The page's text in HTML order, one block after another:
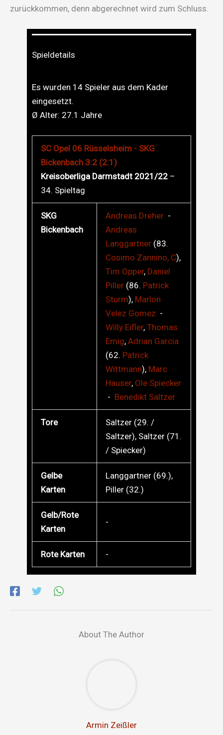
zurückkommen, denn abgerechnet wird zum Schluss.
Spieldetails
Es wurden 14 Spieler aus dem Kader
eingesetzt.
Ø Alter: 27.1 Jahre
SC Opel 06 Rüsselsheim - SKG
Bickenbach 3:2 (2:1)
Kreisoberliga Darmstadt 2021/22 –
34. Spieltag
SKG
Bickenbach
Andreas Dreher -
Andreas
Langgartner (83.
Cosimo Zannino, C),
Tim Opper, Daniel
Piller (86. Patrick
Sturm), Marlon
Velez Gomez -
Willy Eifler, Thomas
Emig, Adrian Garcia
(62. Patrick
Wittmann), Marc
Hauser, Ole Spiecker
- Benedikt Saltzer
Tore
Saltzer (29. /
Saltzer), Saltzer (71.
/ Spiecker)
Gelbe
Karten
Langgartner (69.),
Piller (32.)
Gelb/Rote
Karten
-
Rote Karten -
About The Author
Armin Zeißler